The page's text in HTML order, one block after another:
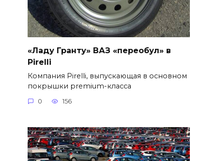
«Ладу Гранту» ВАЗ «переобул» в
Pirelli
Компания Pirelli, выпускающая в основном
покрышки premium-класса
0 156